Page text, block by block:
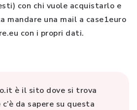
con chi vuole acquistarlo e
una mail a case1euro
con i propri dati.
è il sito dove si trova
da sapere su questa